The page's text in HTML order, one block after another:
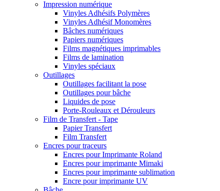
Impression numérique
Vinyles Adhésifs Polymères
Vinyles Adhésif Monomères
Bâches numériques
Papiers numériques
Films magnétiques imprimables
Films de lamination
Vinyles spéciaux
Outillages
Outillages facilitant la pose
Outillages pour bâche
Liquides de pose
Porte-Rouleaux et Dérouleurs
Film de Transfert - Tape
Papier Transfert
Film Transfert
Encres pour traceurs
Encres pour Imprimante Roland
Encres pour imprimante Mimaki
Encres pour imprimante sublimation
Encre pour imprimante UV